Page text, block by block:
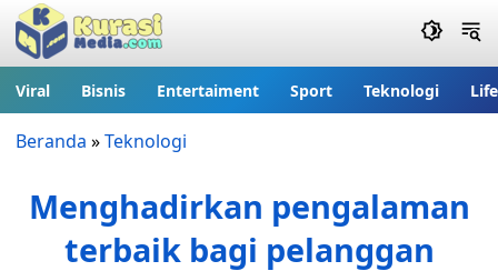
Viral Bisnis Entertaiment Sport Teknologi
Beranda »Teknologi
Menghadirkan pengalaman
terbaik bagi pelanggan